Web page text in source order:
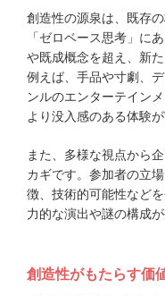
創造性の源泉は、既存
「ゼロベース思考」に
や既成概念を超え、新
例えば、手品や寸劇、
ンルのエンターテイン
より没入感のある体験が
また、多様な視点から
カギです。参加者の立
徴、技術的可能性など
力的な演出や謎の構成が
創造性がもたらす価